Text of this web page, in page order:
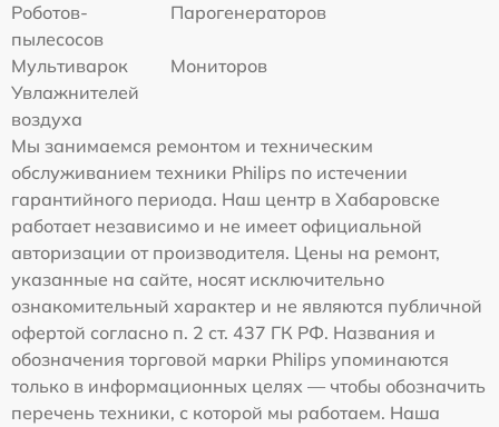
Роботов-
пылесосов
Парогенераторов
Мультиварок
Мониторов
Увлажнителей
воздуха
Мы занимаемся ремонтом и техническим
обслуживанием техники Philips по истечении
гарантийного периода. Наш центр в Хабаровске
работает независимо и не имеет официальной
авторизации от производителя. Цены на ремонт,
указанные на сайте, носят исключительно
ознакомительный характер и не являются публичной
офертой согласно п. 2 ст. 437 ГК РФ. Названия и
обозначения торговой марки Philips упоминаются
только в информационных целях — чтобы обозначить
перечень техники, с которой мы работаем. Наша